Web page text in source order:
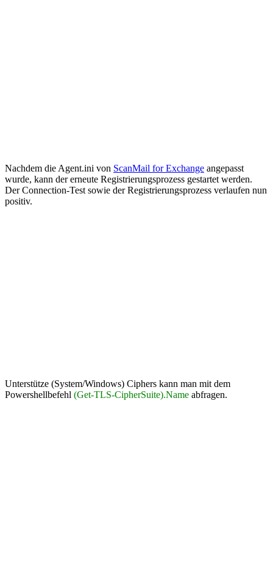
Nachdem die Agent.ini von ScanMail for Exchange angepasst
wurde, kann der erneute Registrierungsprozess gestartet werden.
Der Connection-Test sowie der Registrierungsprozess verlaufen nun
positiv.
Unterstütze (System/Windows) Ciphers kann man mit dem
Powershellbefehl (Get-TLS-CipherSuite).Name abfragen.